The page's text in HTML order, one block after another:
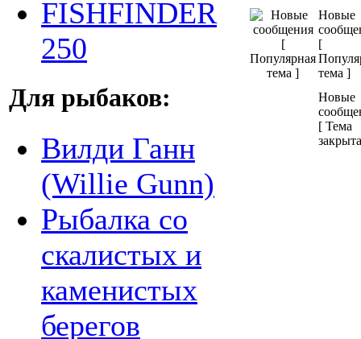
FISHFINDER
250
Для рыбаков:
Вилди Ганн
(Willie Gunn)
Рыбалка со
скалистых и
каменистых
берегов
Новые
[
тема ]
Новые
[ Тема